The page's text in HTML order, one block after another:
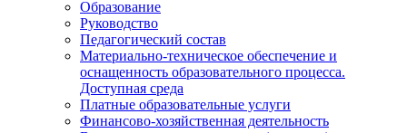
Образование
Руководство
Педагогический состав
Материально-техническое обеспечение и
оснащенность образовательного процесса.
Доступная среда
Платные образовательные услуги
Финансово-хозяйственная деятельность